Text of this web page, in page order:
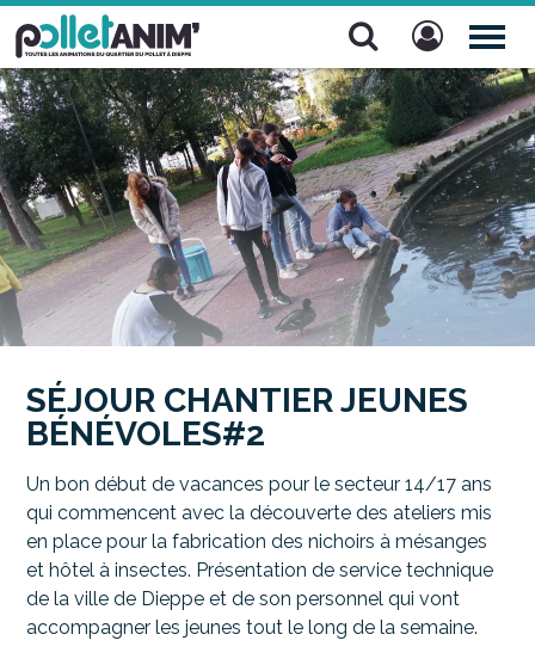
Pollet Anim'
SÉJOUR CHANTIER JEUNES
BÉNÉVOLES#2
Un bon début de vacances pour le secteur 14/17 ans
qui commencent avec la découverte des ateliers mis
en place pour la fabrication des nichoirs à mésanges
et hôtel à insectes. Présentation de service technique
de la ville de Dieppe et de son personnel qui vont
accompagner les jeunes tout le long de la semaine.